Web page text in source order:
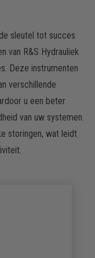
sleutel tot succes
van R&S Hydrauliek
Deze instrumenten
verschillende
u een beter
van uw systemen.
storingen, wat leidt